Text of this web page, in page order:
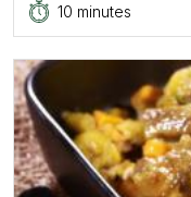
10 minutes